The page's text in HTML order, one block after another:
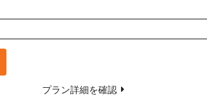
プラン詳細を確認